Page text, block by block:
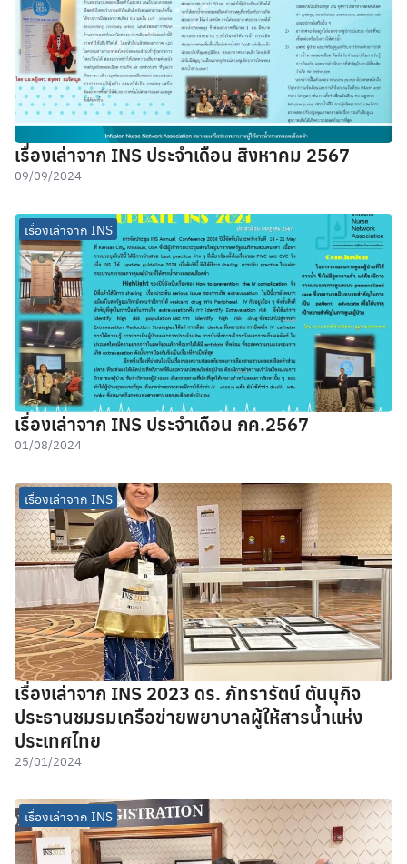
เรื่องเล่าจาก INS ประจำเดือน สิงหาคม 2567
09/09/2024
เรื่องเล่าจาก INS
เรื่องเล่าจาก INS ประจำเดือน กค.2567
01/08/2024
เรื่องเล่าจาก INS
เรื่องเล่าจาก INS 2023 ดร. ภัทรารัตน์ ตันนุกิจ
ประธานชมรมเครือข่ายพยาบาลผู้ให้สารน้ำแห่ง
ประเทศไทย
25/01/2024
เรื่องเล่าจาก INS